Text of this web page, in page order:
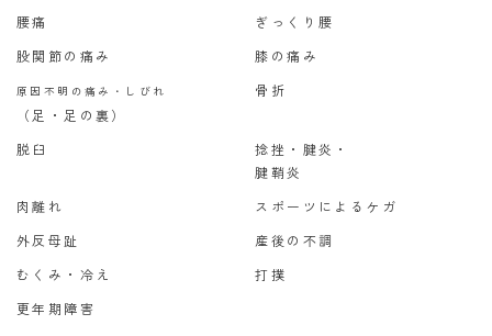
腰痛
ぎっくり腰
股関節の痛み
膝の痛み
原因不明の痛み・しびれ
（足・足の裏）
骨折
脱臼
捻挫・腱炎・
腱鞘炎
肉離れ
スポーツによるケガ
外反母趾
産後の不調
むくみ・冷え
打撲
更年期障害